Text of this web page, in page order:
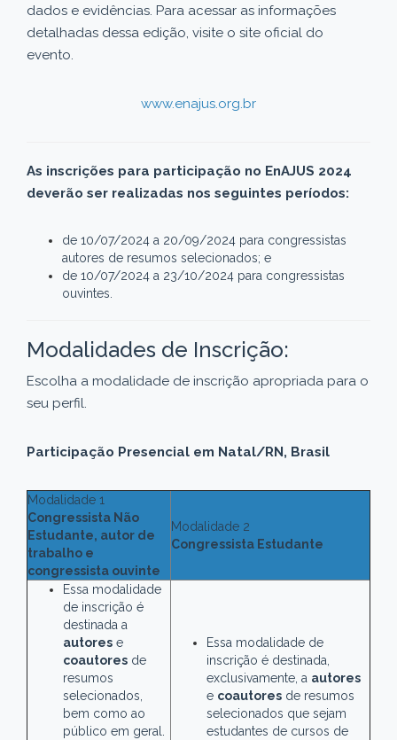
dados e evidências. Para acessar as informações
detalhadas dessa edição, visite o site oficial do
evento.
www.enajus.org.br
As inscrições para participação no EnAJUS 2024
deverão ser realizadas nos seguintes períodos:
de 10/07/2024 a 20/09/2024 para congressistas
autores de resumos selecionados; e
de 10/07/2024 a 23/10/2024 para congressistas
ouvintes.
Modalidades de Inscrição:
Escolha a modalidade de inscrição apropriada para o
seu perfil.
Participação Presencial em Natal/RN, Brasil
Modalidade 1
Congressista Não
Estudante, autor de
trabalho e
congressista ouvinte
Modalidade 2
Congressista Estudante
Essa modalidade
de inscrição é
destinada a
autores e
coautores de
resumos
selecionados,
bem como ao
público em geral.
Essa modalidade de
inscrição é destinada,
exclusivamente, a autores
e coautores de resumos
selecionados que sejam
estudantes de cursos de